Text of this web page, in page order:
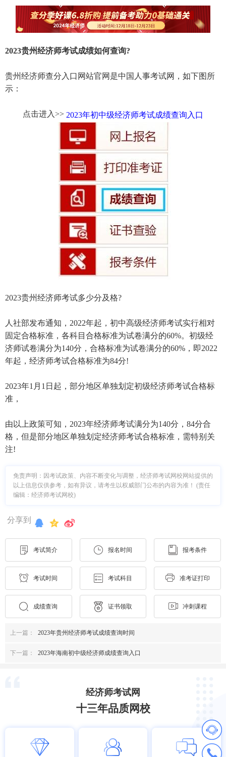
2023贵州经济师考试成绩如何查询?
贵州经济师查分入口网站官网是中国人事考试网，如下图所
示：
点击进入>> 2023年初中级经济师考试成绩查询入口
2023贵州经济师考试多少分及格?
人社部发布通知，2022年起，初中高级经济师考试实行相对
固定合格标准，各科目合格标准为试卷满分的60%。初级经
济师试卷满分为140分，合格标准为试卷满分的60%，即2022
年起，经济师考试合格标准为84分!
2023年1月1日起，部分地区单独划定初级经济师考试合格标
准，
由以上政策可知，2023年经济师考试满分为140分，84分合
格，但是部分地区单独划定经济师考试合格标准，需特别关
注!
免责声明：因考试政策、内容不断变化与调整，经济师考试网校网站提供的
以上信息仅供参考，如有异议，请考生以权威部门公布的内容为准！ (责任
编辑：经济师考试网校)
分享到
考试简介 报名时间 报考条件
考试时间 考试科目 准考证打印
成绩查询 证书领取 冲刺课程
上一篇： 2023年贵州经济师考试成绩查询时间
下一篇： 2023年海南初中级经济师成绩查询入口
经济师考试网
十三年品质网校